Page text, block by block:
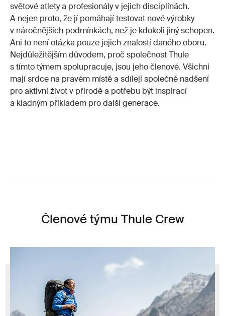
světové atlety a profesionály v jejich disciplínách.
A nejen proto, že jí pomáhají testovat nové výrobky
v náročnějších podmínkách, než je kdokoli jiný schopen.
Ani to není otázka pouze jejich znalostí daného oboru.
Nejdůležitějším důvodem, proč společnost Thule
s tímto týmem spolupracuje, jsou jeho členové. Všichni
mají srdce na pravém místě a sdílejí společně nadšení
pro aktivní život v přírodě a potřebu být inspirací
a kladným příkladem pro další generace.
Členové týmu Thule Crew